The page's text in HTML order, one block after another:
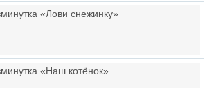
«Лови снежинку»
«Наш котёнок»